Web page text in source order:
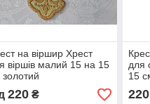
на віршир Хрест
віршів малий 15 на 15
220₴
для
15
220